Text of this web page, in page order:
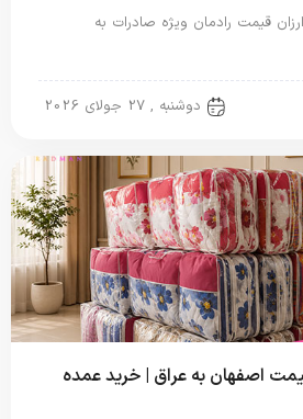
قیمت رادمان ویژه صادرات به
دوشنبه , 27 جولای 2026
اصفهان به عراق | خرید عمده